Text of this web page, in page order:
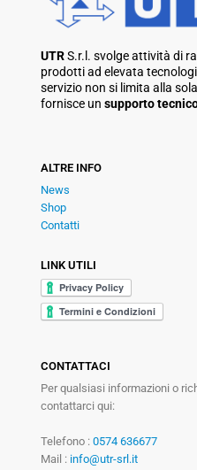
UTRS.r.l. svolge attività di
prodotti ad elevata
servizio non si limita alla
fornisce un supporto
ALTRE INFO
News
Shop
Contatti
LINK UTILI
CONTATTACI
Per qualsiasi informazioni o
contattarci qui:
Telefono : 0574 636677
Mail : info@utr-srl.it